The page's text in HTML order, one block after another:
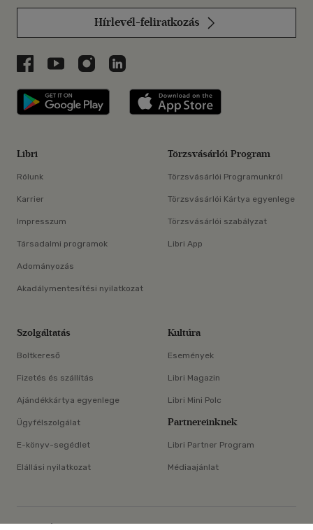
Hírlevél-feliratkozás
Libri a Facebookon
Libri a Youtube-on
Libri az Instagramon
Libri a LinkedInen
Libri applikáció Szerezd meg: Google
Libri
Rólunk
Karrier
Impresszum
Társadalmi programok
Adományozás
Akadálymentesítési nyilatkozat
Törzsvásárlói Program
Törzsvásárlói Programunkról
Törzsvásárlói Kártya egyenlege
Törzsvásárlói szabályzat
Libri App
Szolgáltatás
Boltkereső
Fizetés és szállítás
Ajándékkártya egyenlege
Ügyfélszolgálat
E-könyv-segédlet
Elállási nyilatkozat
Kultúra
Események
Libri Magazin
Libri Mini Polc
Partnereinknek
Libri Partner Program
Médiaajánlat